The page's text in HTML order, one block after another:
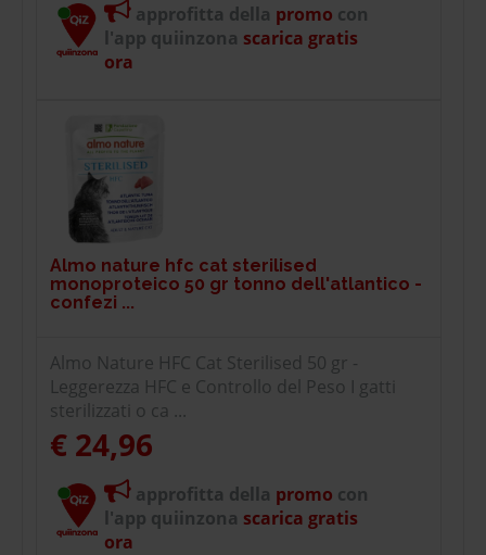
approfitta della promo con
l'app quiinzona scarica gratis
ora
Almo nature hfc cat sterilised
monoproteico 50 gr tonno dell'atlantico -
confezi ...
Almo Nature HFC Cat Sterilised 50 gr -
Leggerezza HFC e Controllo del Peso I gatti
sterilizzati o ca ...
€ 24,96
approfitta della promo con
l'app quiinzona scarica gratis
ora